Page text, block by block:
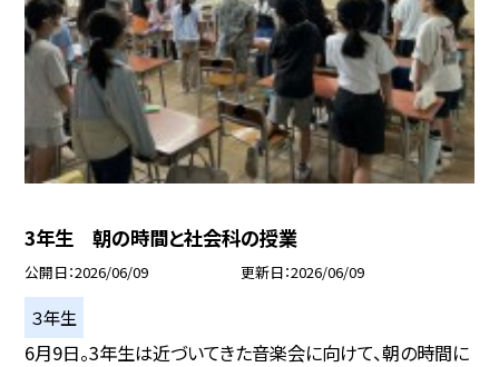
3年生 朝の時間と社会科の授業
公開日 2026/06/09 更新日 2026/06/09
３年生
6月9日。3年生は近づいてきた音楽会に向けて、朝の時間に